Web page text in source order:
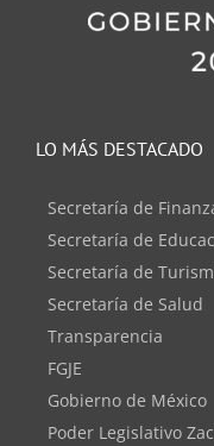
LO MÁS DESTACADO
Secretaría de
Secretaría de
Secretaría de
Secretaría de Salud
Transparencia
FGJE
Gobierno de México
Poder Legislativo